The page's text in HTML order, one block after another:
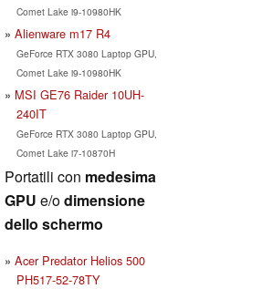
Comet Lake i9-10980HK
Alienware m17 R4
GeForce RTX 3080 Laptop GPU,
Comet Lake i9-10980HK
MSI GE76 Raider 10UH-
240IT
GeForce RTX 3080 Laptop GPU,
Comet Lake i7-10870H
Portatili con medesima
GPU e/odimensione
dello schermo
Acer Predator Helios 500
PH517-52-78TY